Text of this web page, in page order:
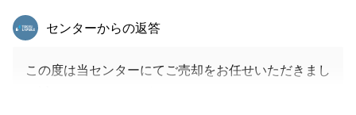
東急リバブル
センターからの返答
この度は当センターにてご売却をお任せいただきまし